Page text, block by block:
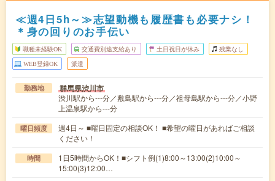
≪週4日5h～≫志望動機も履歴書も必要ナシ！
＊身の回りのお手伝い
職種未経験OK 交通費別途支給あり 土日祝日が休み 残業なし
WEB登録OK 派遣
勤務地 群馬県渋川市
渋川駅から---分／敷島駅から---分／祖母島駅から---分／小野
上温泉駅から---分
曜日頻度
週4日～ ■曜日固定の相談OK！ ■希望の曜日があればご相談
ください！
時間
1日5時間からOK！■シフト例(1)8:00～13:00(2)10:00～
15:00(3)12:00…